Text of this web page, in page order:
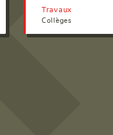
Travaux
Collèges